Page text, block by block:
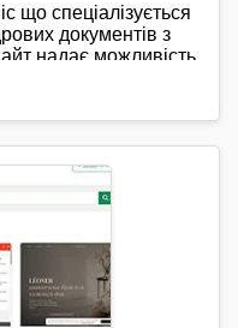
що спеціалізується
документів з
надає можливість
про доходи з місця
ОК-5/ОК-7
Процес
користувач
та отримує готові
Сервіс
яким необхідно
для банків
Зручний
замовлень і
практичним
питань./